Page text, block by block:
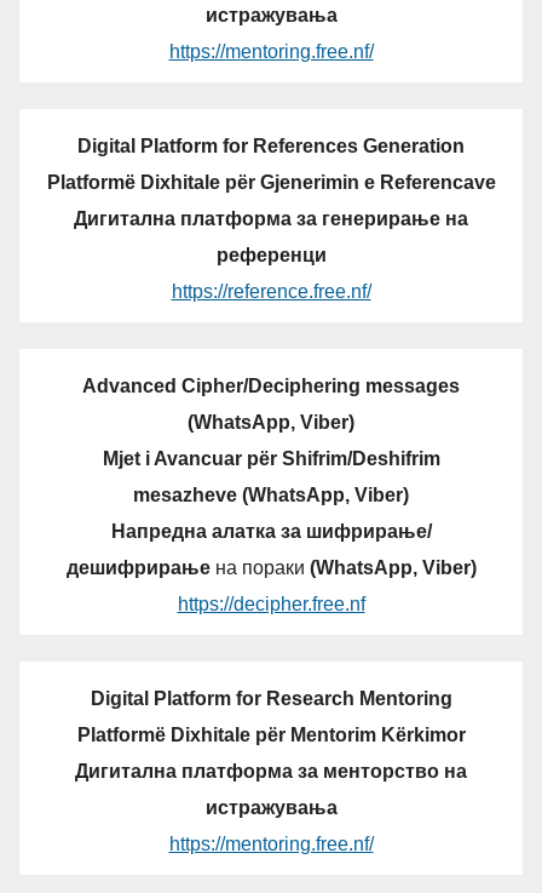
истражувања
https://mentoring.free.nf/
Digital Platform for References Generation
Platformë Dixhitale për Gjenerimin e Referencave
Дигитална платформа за генерирање на
референци
https://reference.free.nf/
Advanced Cipher/Deciphering messages
(WhatsApp, Viber)
Mjet i Avancuar për Shifrim/Deshifrim
mesazheve (WhatsApp, Viber)
Напредна алатка за шифрирање/
дешифрирањена пораки (WhatsApp, Viber)
https://decipher.free.nf
Digital Platform for Research Mentoring
Platformë Dixhitale për Mentorim Kërkimor
Дигитална платформа за менторство на
истражувања
https://mentoring.free.nf/